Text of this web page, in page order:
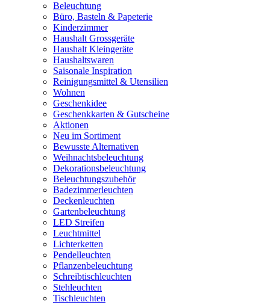
Beleuchtung
Büro, Basteln & Papeterie
Kinderzimmer
Haushalt Grossgeräte
Haushalt Kleingeräte
Haushaltswaren
Saisonale Inspiration
Reinigungsmittel & Utensilien
Wohnen
Geschenkidee
Geschenkkarten & Gutscheine
Aktionen
Neu im Sortiment
Bewusste Alternativen
Weihnachtsbeleuchtung
Dekorationsbeleuchtung
Beleuchtungszubehör
Badezimmerleuchten
Deckenleuchten
Gartenbeleuchtung
LED Streifen
Leuchtmittel
Lichterketten
Pendelleuchten
Pflanzenbeleuchtung
Schreibtischleuchten
Stehleuchten
Tischleuchten